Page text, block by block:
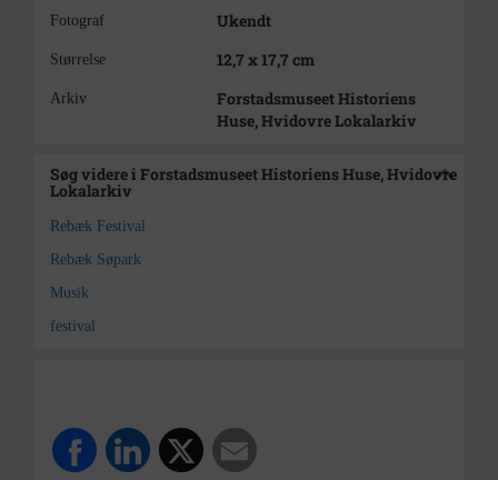
Fotograf Ukendt
Størrelse 12,7 x 17,7 cm
Arkiv
Forstadsmuseet Historiens
Huse, Hvidovre Lokalarkiv
Søg videre i Forstadsmuseet Historiens Huse, Hvidovre
Lokalarkiv
Rebæk Festival
Rebæk Søpark
Musik
festival